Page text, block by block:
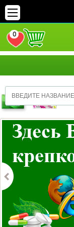
0
ПЕРЕЙТИ В ИЗБРАННОЕ